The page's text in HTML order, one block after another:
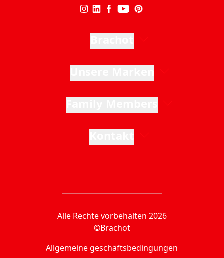
Alle Rechte vorbehalten 2026
©Brachot
Allgemeine geschäftsbedingungen